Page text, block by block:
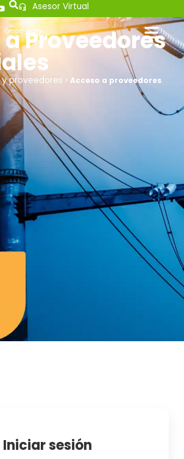
Asesor Virtual
Proveedores
proveedores > Acceso a proveedores
Iniciar sesión